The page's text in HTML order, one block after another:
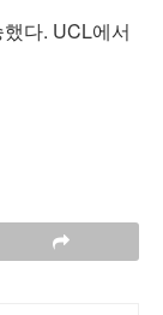
다. UCL에서